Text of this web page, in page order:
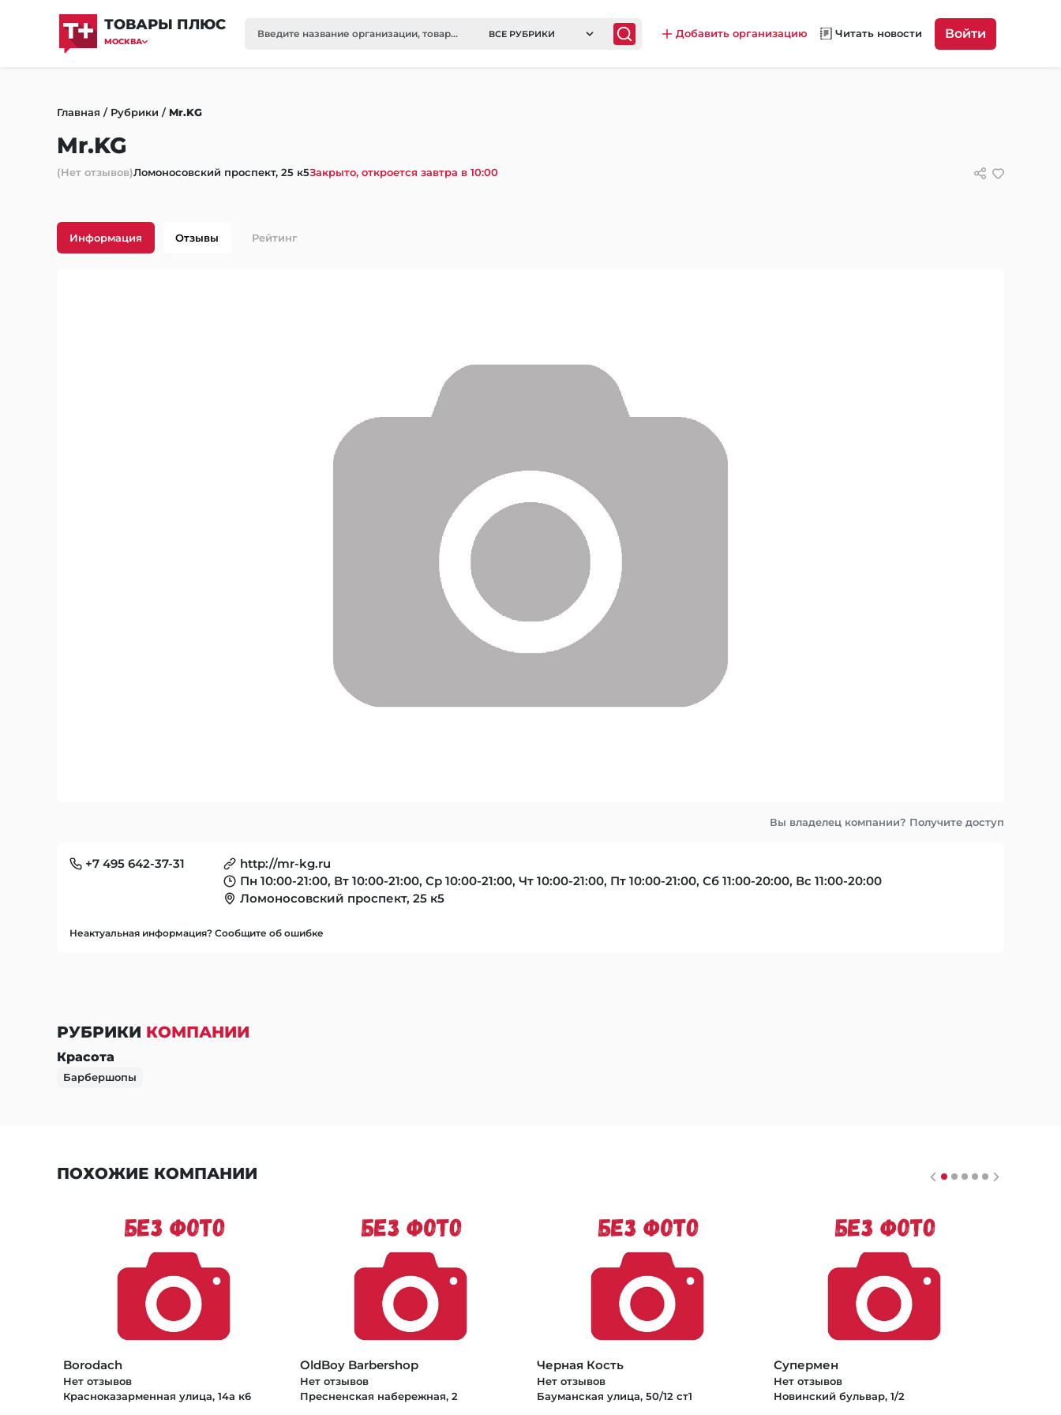
ТОВАРЫ ПЛЮС
МОСКВА
ВСЕ РУБРИКИ Добавить организацию Читать новости Войти
Главная / Рубрики / Mr.KG
Mr.KG
(Нет отзывов)Ломоносовский проспект, 25 к5Закрыто, откроется завтра в 10:00
Информация Отзывы Рейтинг
Вы владелец компании? Получите доступ
+7 495 642-37-31
http://mr-kg.ru
Пн 10:00-21:00, Вт 10:00-21:00, Ср 10:00-21:00, Чт 10:00-21:00, Пт 10:00-21:00, Сб 11:00-20:00, Вс 11:00-20:00
Ломоносовский проспект, 25 к5
Неактуальная информация? Сообщите об ошибке
РУБРИКИ КОМПАНИИ
Красота
Барбершопы
ПОХОЖИЕ КОМПАНИИ
Borodach
Нет отзывов
Красноказарменная улица, 14а к6
OldBoy Barbershop
Нет отзывов
Пресненская набережная, 2
Черная Кость
Нет отзывов
Бауманская улица, 50/12 ст1
Супермен
Нет отзывов
Новинский бульвар, 1/2